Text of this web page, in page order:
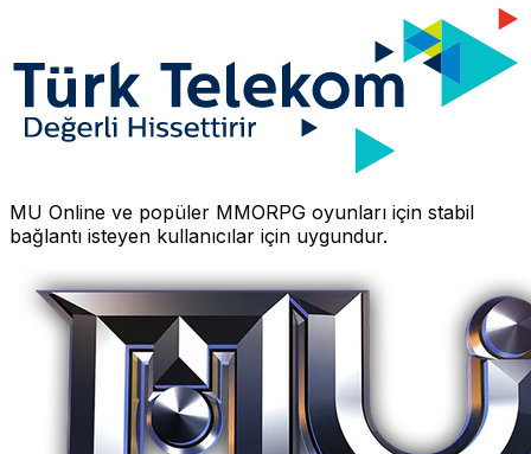
MU Online ve popüler MMORPG oyunları için stabil
bağlantı isteyen kullanıcılar için uygundur.